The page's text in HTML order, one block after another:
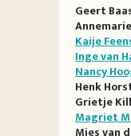
Geert
Kaije
Inge van
Nancy
Henk
Grietje
Magriet